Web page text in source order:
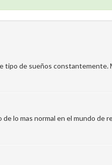
tipo de sueños constantemente.
de lo mas normal en el mundo de